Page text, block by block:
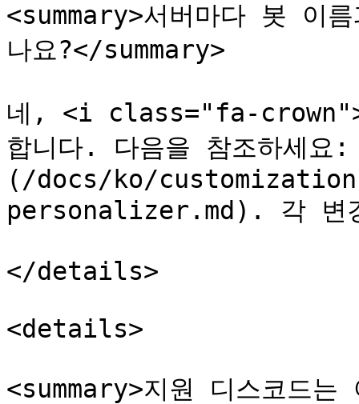
<summary>서버마다 봇 이
나요?</summary>
네, <i class="fa-
합니다. 다음을 참조하세
(/docs/ko/
personalizer.md). 각 변
</details>
<details>
<summary>지원 디스코드